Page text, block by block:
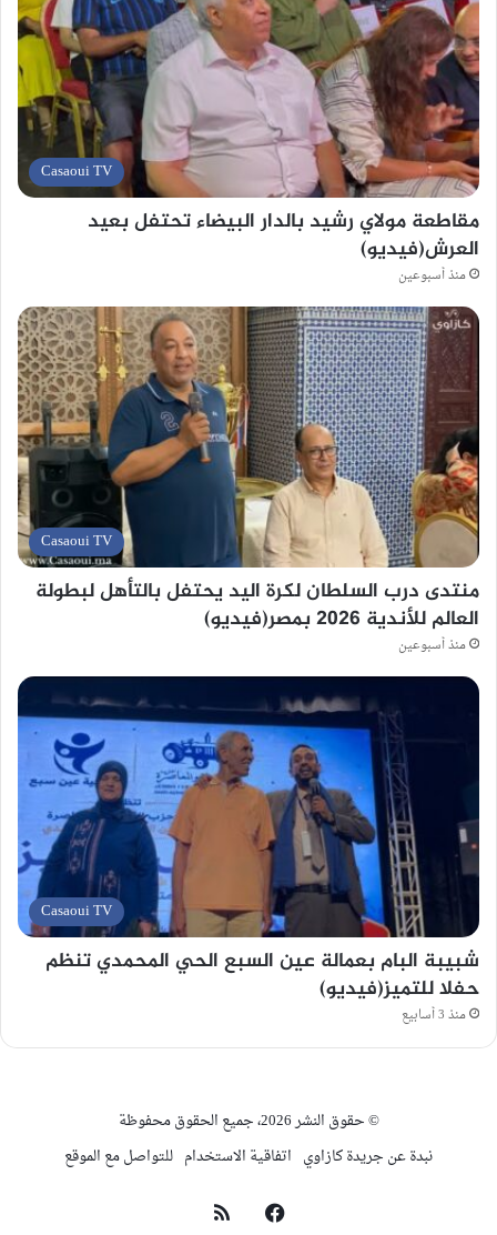
Casaoui TV
مقاطعة مولاي رشيد بالدار البيضاء تحتفل بعيد
العرش(فيديو)
منذ أسبوعين
Casaoui TV
منتدى درب السلطان لكرة اليد يحتفل بالتأهل لبطولة
العالم للأندية 2026 بمصر(فيديو)
منذ أسبوعين
Casaoui TV
شبيبة البام بعمالة عين السبع الحي المحمدي تنظم
حفلا للتميز(فيديو)
منذ 3 أسابيع
© حقوق النشر 2026، جميع الحقوق محفوظة
نبدة عن جريدة كازاوي اتفاقية الاستخدام للتواصل مع الموقع
فيسبوك